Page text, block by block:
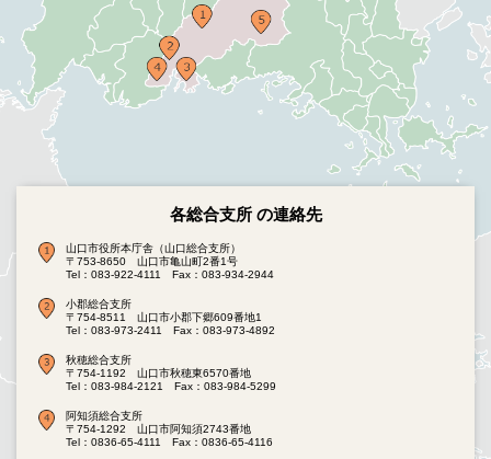
各総合支所 の連絡先
山口市役所本庁舎（山口総合支所）
〒753-8650 山口市亀山町2番1号
Tel：083-922-4111
Fax：083-934-2944
小郡総合支所
〒754-8511 山口市小郡下郷609番地1
Tel：083-973-2411
Fax：083-973-4892
秋穂総合支所
〒754-1192 山口市秋穂東6570番地
Tel：083-984-2121
Fax：083-984-5299
阿知須総合支所
〒754-1292 山口市阿知須2743番地
Tel：0836-65-4111
Fax：0836-65-4116